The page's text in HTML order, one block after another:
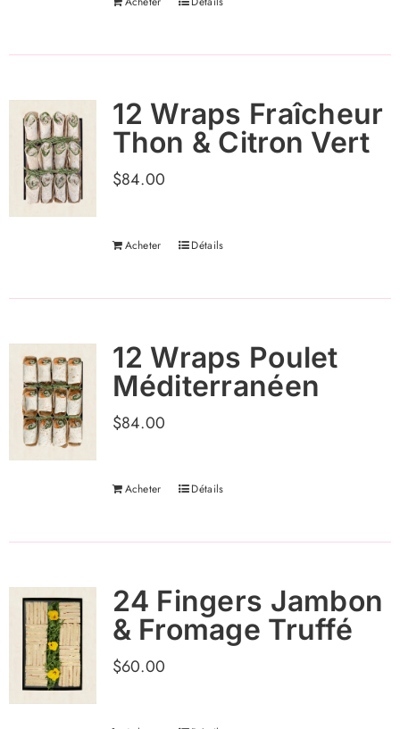
12 Wraps Fraîcheur
Thon & Citron Vert
$84.00
Acheter Détails
12 Wraps Poulet
Méditerranéen
$84.00
Acheter Détails
24 Fingers Jambon
& Fromage Truffé
$60.00